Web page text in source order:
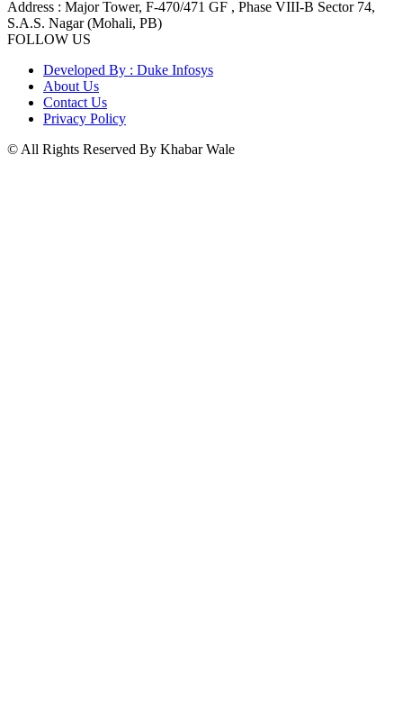
Address : Major Tower, F-470/471 GF , Phase VIII-B Sector 74,
S.A.S. Nagar (Mohali, PB)
FOLLOW US
Developed By : Duke Infosys
About Us
Contact Us
Privacy Policy
© All Rights Reserved By Khabar Wale